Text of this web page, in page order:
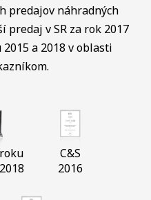
predajov náhradných
predaj v SR za rok 2017
a 2018 v oblasti
C&S
2016